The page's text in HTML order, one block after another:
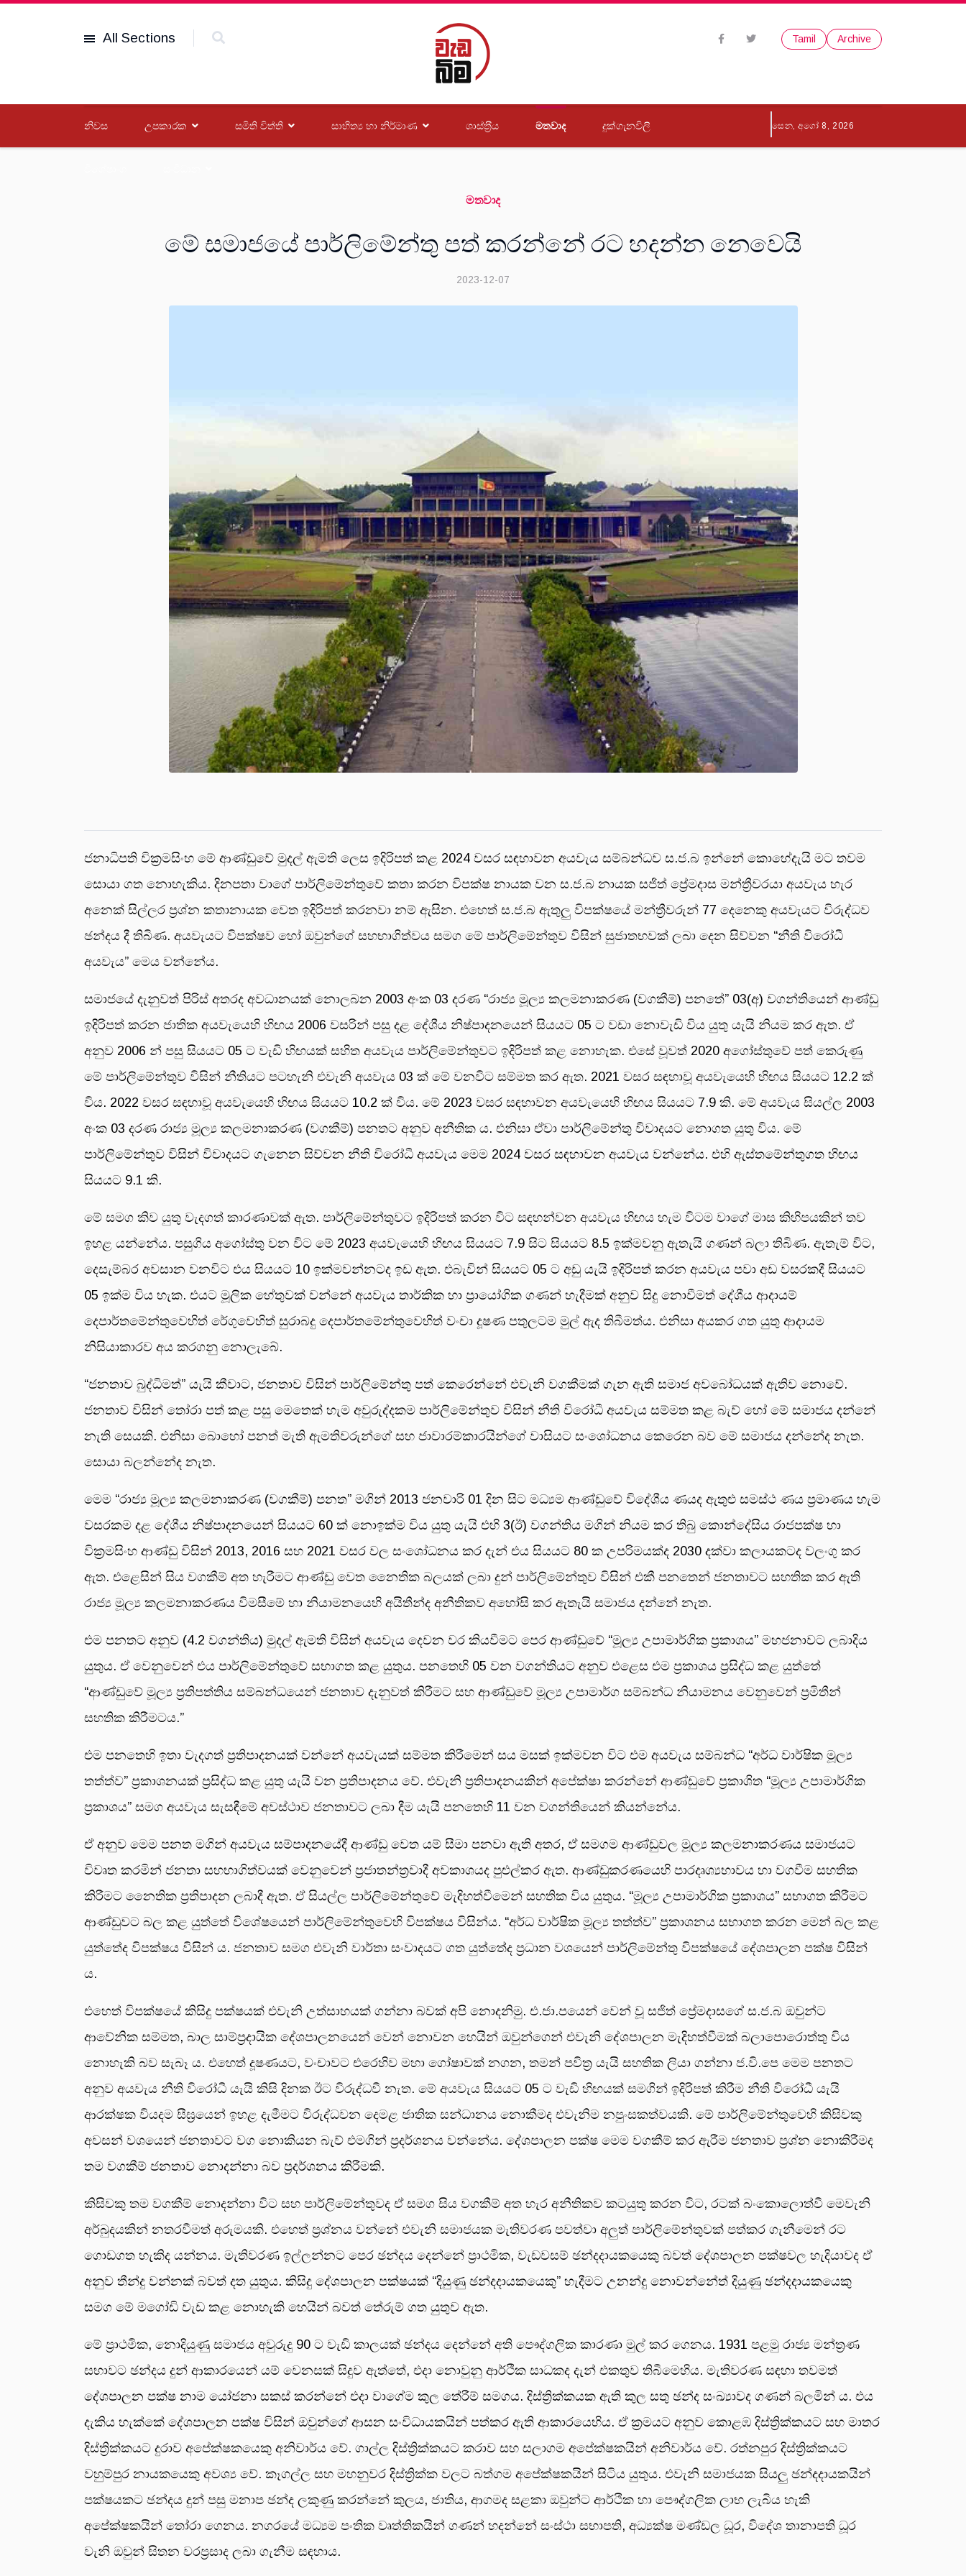
All Sections Tamil Archive
නිවස උපකාරක සමිති විත්ති සාහිත්‍ය හා නිර්මාණ ශාස්ත‍්‍රීය මතවාද දුක්ගැනවිලි සෙන, අගෝ 8, 2026
මතවාද
මේ සමාජයේ පාර්ලිමේන්තු පත් කරන්නේ රට හදන්න නෙවෙයි
2023-12-07
ජනාධිපති වික්‍රමසිංහ මේ ආණ්ඩුවේ මුදල් ඇමති ලෙස ඉදිරිපත් කළ 2024 වසර සඳහාවන අයවැය සම්බන්ධව ස.ජ.බ ඉන්නේ කොහේදැයි මට තවම
සොයා ගත නොහැකිය. දිනපතා වාගේ පාර්ලිමේන්තුවේ කතා කරන විපක්ෂ නායක වන ස.ජ.බ නායක සජිත් ප්‍රේමදාස මන්ත්‍රීවරයා අයවැය හැර
අනෙක් සිල්ලර ප්‍රශ්න කතානායක වෙත ඉදිරිපත් කරනවා නම් ඇසින. එහෙත් ස.ජ.බ ඇතුලු විපක්ෂයේ මන්ත්‍රීවරුන් 77 දෙනෙකු අයවැයට විරුද්ධව
ඡන්දය දී තිබිණ. අයවැයට විපක්ෂව හෝ ඔවුන්ගේ සහභාගිත්වය සමග මේ පාර්ලිමේන්තුව විසින් සුජාතභවක් ලබා දෙන සිව්වන “නීති විරෝධී
අයවැය” මෙය වන්නේය.
සමාජයේ දැනුවත් පිරිස් අතරද අවධානයක් නොලබන 2003 අංක 03 දරණ “රාජ්‍ය මූල්‍ය කලමනාකරණ (වගකීම්) පනතේ” 03(අ) වගන්තියෙන් ආණ්ඩු
ඉදිරිපත් කරන ජාතික අයවැයෙහි හිඟය 2006 වසරින් පසු දළ දේශීය නිෂ්පාදනයෙන් සියයට 05 ට වඩා නොවැඩි විය යුතු යැයි නියම කර ඇත. ඒ
අනුව 2006 න් පසු සියයට 05 ට වැඩි හිඟයක් සහිත අයවැය පාර්ලිමේන්තුවට ඉදිරිපත් කළ නොහැක. එසේ වූවත් 2020 අගෝස්තුවේ පත් කෙරුණු
මේ පාර්ලිමේන්තුව විසින් නීතියට පටහැනි එවැනි අයවැය 03 ක් මේ වනවිට සම්මත කර ඇත. 2021 වසර සඳහාවූ අයවැයෙහි හිඟය සියයට 12.2 ක්
විය. 2022 වසර සඳහාවූ අයවැයෙහි හිඟය සියයට 10.2 ක් විය. මේ 2023 වසර සඳහාවන අයවැයෙහි හිඟය සියයට 7.9 කි. මේ අයවැය සියල්ල 2003
අංක 03 දරණ රාජ්‍ය මූල්‍ය කලමනාකරණ (වගකීම්) පනතට අනුව අනීතික ය. එනිසා ඒවා පාර්ලිමේන්තු විවාදයට නොගත යුතු විය. මේ
පාර්ලිමේන්තුව විසින් විවාදයට ගැනෙන සිව්වන නීති විරෝධී අයවැය මෙම 2024 වසර සඳහාවන අයවැය වන්නේය. එහි ඇස්තමේන්තුගත හිඟය
සියයට 9.1 කි.
මේ සමග කිව යුතු වැදගත් කාරණාවක් ඇත. පාර්ලිමේන්තුවට ඉදිරිපත් කරන විට සඳහන්වන අයවැය හිඟය හැම විටම වාගේ මාස කිහිපයකින් තව
ඉහළ යන්නේය. පසුගිය අගෝස්තු වන විට මේ 2023 අයවැයෙහි හිඟය සියයට 7.9 සිට සියයට 8.5 ඉක්මවනු ඇතැයි ගණන් බලා තිබිණ. ඇතැම් විට,
දෙසැම්බර අවසාන වනවිට එය සියයට 10 ඉක්මවන්නටද ඉඩ ඇත. එබැවින් සියයට 05 ට අඩු යැයි ඉදිරිපත් කරන අයවැය පවා අඩ වසරකදී සියයට
05 ඉක්ම විය හැක. එයට මූලික හේතුවක් වන්නේ අයවැය තාර්කික හා ප්‍රායෝගික ගණන් හැදීමක් අනුව සිදු නොවීමත් දේශීය ආදායම්
දෙපාර්තමේන්තුවෙහිත් රේගුවෙහිත් සුරාබදු දෙපාර්තමේන්තුවෙහිත් වංචා දූෂණ පතුලටම මුල් ඇද තිබීමත්ය. එනිසා අයකර ගත යුතු ආදායම
නිසියාකාරව අය කරගනු නොලැබේ.
“ජනතාව බුද්ධිමත්” යැයි කීවාට, ජනතාව විසින් පාර්ලිමේන්තු පත් කෙරෙන්නේ එවැනි වගකීමක් ගැන ඇති සමාජ අවබෝධයක් ඇතිව නොවේ.
ජනතාව විසින් තෝරා පත් කළ පසු මෙතෙක් හැම අවුරුද්දකම පාර්ලිමේන්තුව විසින් නීති විරෝධී අයවැය සම්මත කළ බැව් හෝ මේ සමාජය දන්නේ
නැති සෙයකි. එනිසා බොහෝ පනත් මැති ඇමතිවරුන්ගේ සහ ජාවාරම්කාරයින්ගේ වාසියට සංශෝධනය කෙරෙන බව මේ සමාජය දන්නේද නැත.
සොයා බලන්නේද නැත.
මෙම “රාජ්‍ය මූල්‍ය කලමනාකරණ (වගකීම්) පනත” මගින් 2013 ජනවාරි 01 දින සිට මධ්‍යම ආණ්ඩුවේ විදේශීය ණයද ඇතුළු සමස්ථ ණය ප්‍රමාණය හැම
වසරකම දළ දේශීය නිෂ්පාදනයෙන් සියයට 60 ක් නොඉක්ම විය යුතු යැයි එහි 3(ඊ) වගන්තිය මගින් නියම කර තිබු කොන්දේසිය රාජපක්ෂ හා
වික්‍රමසිංහ ආණ්ඩු විසින් 2013, 2016 සහ 2021 වසර වල සංශෝධනය කර දැන් එය සියයට 80 ක උපරිමයක්ද 2030 දක්වා කලායකටද වලංගු කර
ඇත. එළෙසින් සිය වගකීම් අත හැරීමට ආණ්ඩු වෙත නෛතික බලයක් ලබා දුන් පාර්ලිමේන්තුව විසින් එකී පනතෙන් ජනතාවට සහතික කර ඇති
රාජ්‍ය මූල්‍ය කලමනාකරණය විමසීමේ හා නියාමනයෙහි අයිතීන්ද අනීතිකව අහෝසි කර ඇතැයි සමාජය දන්නේ නැත.
එම පනතට අනුව (4.2 වගන්තිය) මුදල් ඇමති විසින් අයවැය දෙවන වර කියවීමට පෙර ආණ්ඩුවේ “මූල්‍ය උපාමාර්ගික ප්‍රකාශය” මහජනාවට ලබාදිය
යුතුය. ඒ වෙනුවෙන් එය පාර්ලිමේන්තුවේ සභාගත කළ යුතුය. පනතෙහි 05 වන වගන්තියට අනුව එළෙස එම ප්‍රකාශය ප්‍රසිද්ධ කළ යුත්තේ
“ආණ්ඩුවේ මූල්‍ය ප්‍රතිපත්තිය සම්බන්ධයෙන් ජනතාව දැනුවත් කිරීමට සහ ආණ්ඩුවේ මූල්‍ය උපාමාර්ග සම්බන්ධ නියාමනය වෙනුවෙන් ප්‍රමිතීන්
සහතික කිරීමටය.”
එම පනතෙහි ඉතා වැදගත් ප්‍රතිපාදනයක් වන්නේ අයවැයක් සම්මත කිරීමෙන් සය මසක් ඉක්මවන විට එම අයවැය සම්බන්ධ “අර්ධ වාර්ෂික මූල්‍ය
තත්ත්ව” ප්‍රකාශනයක් ප්‍රසිද්ධ කළ යුතු යැයි වන ප්‍රතිපාදනය වේ. එවැනි ප්‍රතිපාදනයකින් අපේක්ෂා කරන්නේ ආණ්ඩුවේ ප්‍රකාශිත “මූල්‍ය උපාමාර්ගික
ප්‍රකාශය” සමග අයවැය සැසඳීමේ අවස්ථාව ජනතාවට ලබා දීම යැයි පනතෙහි 11 වන වගන්තියෙන් කියන්නේය.
ඒ අනුව මෙම පනත මගින් අයවැය සම්පාදනයේදී ආණ්ඩු වෙත යම් සීමා පනවා ඇති අතර, ඒ සමගම ආණ්ඩුවල මූල්‍ය කලමනාකරණය සමාජයට
විවෘත කරමින් ජනතා සහභාගිත්වයක් වෙනුවෙන් ප්‍රජාතන්ත්‍රවාදී අවකාශයද පුළුල්කර ඇත. ආණ්ඩුකරණයෙහි පාරදෘශ්‍යභාවය හා වගවීම සහතික
කිරීමට නෛතික ප්‍රතිපාදන ලබාදී ඇත. ඒ සියල්ල පාර්ලිමේන්තුවේ මැදිහත්වීමෙන් සහතික විය යුතුය. “මූල්‍ය උපාමාර්ගික ප්‍රකාශය” සභාගත කිරීමට
ආණ්ඩුවට බල කළ යුත්තේ විශේෂයෙන් පාර්ලිමේන්තුවෙහි විපක්ෂය විසින්ය. “අර්ධ වාර්ෂික මූල්‍ය තත්ත්ව” ප්‍රකාශනය සභාගත කරන මෙන් බල කළ
යුත්තේද විපක්ෂය විසින් ය. ජනතාව සමග එවැනි වාර්තා සංවාදයට ගත යුත්තේද ප්‍රධාන වශයෙන් පාර්ලිමේන්තු විපක්ෂයේ දේශපාලන පක්ෂ විසින්
ය.
එහෙත් විපක්ෂයේ කිසිදු පක්ෂයක් එවැනි උත්සාහයක් ගන්නා බවක් අපි නොදනිමු. එ.ජා.පයෙන් වෙන් වූ සජිත් ප්‍රේමදාසගේ ස.ජ.බ ඔවුන්ට
ආවේනික සම්මත, බාල සාම්ප්‍රදායික දේශපාලනයෙන් වෙන් නොවන හෙයින් ඔවුන්ගෙන් එවැනි දේශපාලන මැදිහත්වීමක් බලාපොරොත්තු විය
නොහැකි බව සැබෑ ය. එහෙත් දූෂණයට, වංචාවට එරෙහිව මහා ගෝෂාවක් නගන, තමන් පවිත්‍ර යැයි සහතික ලියා ගන්නා ජ.වි.පෙ මෙම පනතට
අනුව අයවැය නීති විරෝධී යැයි කිසි දිනක ඊට විරුද්ධවී නැත. මේ අයවැය සියයට 05 ට වැඩි හිඟයක් සමගින් ඉදිරිපත් කිරීම නීති විරෝධී යැයි
ආරක්ෂක වියදම සීඝ්‍රයෙන් ඉහළ දැමීමට විරුද්ධවන දෙමළ ජාතික සන්ධානය නොකීමද එවැනිම නපුංසකත්වයකි. මේ පාර්ලිමේන්තුවෙහි කිසිවකු
අවසන් වශයෙන් ජනතාවට වග නොකියන බැව් එමගින් ප්‍රදර්ශනය වන්නේය. දේශපාලන පක්ෂ මෙම වගකීම් කර ඇරීම ජනතාව ප්‍රශ්න නොකිරීමද
තම වගකීම් ජනතාව නොදන්නා බව ප්‍රදර්ශනය කිරීමකි.
කිසිවකු තම වගකීම් නොදන්නා විට සහ පාර්ලිමේන්තුවද ඒ සමග සිය වගකීම් අත හැර අනීතිකව කටයුතු කරන විට, රටක් බංකොලොත්වී මෙවැනි
අර්බුදයකින් නතරවීමත් අරුමයකි. එහෙත් ප්‍රශ්නය වන්නේ එවැනි සමාජයක මැතිවරණ පවත්වා අලුත් පාර්ලිමේන්තුවක් පත්කර ගැනීමෙන් රට
ගොඩගත හැකිද යන්නය. මැතිවරණ ඉල්ලන්නට පෙර ඡන්දය දෙන්නේ ප්‍රාථමික, වැඩවසම් ඡන්දදායකයෙකු බවත් දේශපාලන පක්ෂවල හැදියාවද ඒ
අනුව තීන්දු වන්නක් බවත් දත යුතුය. කිසිදු දේශපාලන පක්ෂයක් “දියුණු ඡන්දදායකයෙකු” හැදීමට උනන්දු නොවන්නේත් දියුණු ඡන්දදායකයෙකු
සමග මේ මගෝඩි වැඩ කළ නොහැකි හෙයින් බවත් තේරුම් ගත යුතුව ඇත.
මේ ප්‍රාථමික, නොදියුණු සමාජය අවුරුදු 90 ට වැඩි කාලයක් ඡන්දය දෙන්නේ අති පෞද්ගලික කාරණා මුල් කර ගෙනය. 1931 පළමු රාජ්‍ය මන්ත්‍රණ
සභාවට ඡන්දය දුන් ආකාරයෙන් යම් වෙනසක් සිදුව ඇත්තේ, එදා නොවුනු ආර්ථික සාධකද දැන් එකතුව තිබීමෙහිය. මැතිවරණ සඳහා තවමත්
දේශපාලන පක්ෂ නාම යෝජනා සකස් කරන්නේ එදා වාගේම කුල තේරීම් සමගය. දිස්ත්‍රික්කයක ඇති කුල සතු ඡන්ද සංඛ්‍යාවද ගණන් බලමින් ය. එය
දැකිය හැක්කේ දේශපාලන පක්ෂ විසින් ඔවුන්ගේ ආසන සංවිධායකයින් පත්කර ඇති ආකාරයෙහිය. ඒ ක්‍රමයට අනුව කොළඹ දිස්ත්‍රික්කයට සහ මාතර
දිස්ත්‍රික්කයට දුරාව අපේක්ෂකයෙකු අනිවාර්ය වේ. ගාල්ල දිස්ත්‍රික්කයට කරාව සහ සලාගම අපේක්ෂකයින් අනිවාර්ය වේ. රත්නපුර දිස්ත්‍රික්කයට
වහුම්පුර නායකයෙකු අවශ්‍ය වේ. කෑගල්ල සහ මහනුවර දිස්ත්‍රික්ක වලට බත්ගම අපේක්ෂකයින් සිටිය යුතුය. එවැනි සමාජයක සියලු ඡන්දදායකයින්
පක්ෂයකට ඡන්දය දුන් පසු මනාප ඡන්ද ලකුණු කරන්නේ කුලය, ජාතිය, ආගමද සළකා ඔවුන්ට ආර්ථික හා පෞද්ගලික ලාභ ලැබිය හැකි
අපේක්ෂකයින් තෝරා ගෙනය. නගරයේ මධ්‍යම පංතික වෘත්තිකයින් ගණන් හදන්නේ සංස්ථා සභාපති, අධ්‍යක්ෂ මණ්ඩල ධූර, විදේශ තානාපති ධූර
වැනි ඔවුන් සිතන වරප්‍රසාද ලබා ගැනීම සඳහාය.